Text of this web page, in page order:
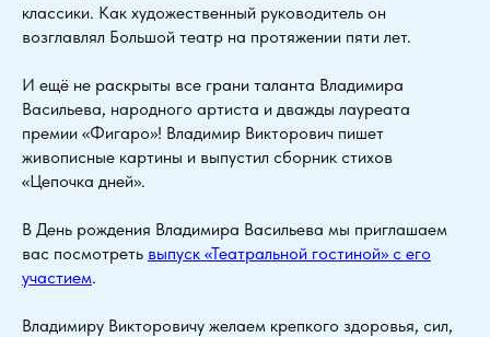
классики. Как художественный руководитель он
возглавлял Большой театр на протяжении пяти лет.
И ещё не раскрыты все грани таланта Владимира
Васильева, народного артиста и дважды лауреата
премии «Фигаро»! Владимир Викторович пишет
живописные картины и выпустил сборник стихов
«Цепочка дней».
В День рождения Владимира Васильева мы приглашаем
вас посмотреть выпуск «Театральной гостиной» с его
участием.
Владимиру Викторовичу желаем крепкого здоровья, сил,